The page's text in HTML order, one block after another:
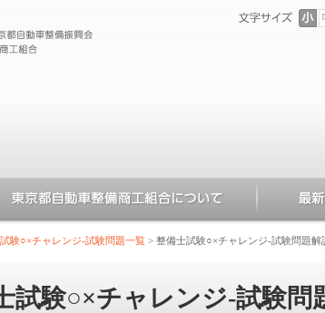
験○×チャレンジ-試験問題一覧 > 整備士試験○×チャレンジ-試験問題解
試験○×チャレンジ-試験問